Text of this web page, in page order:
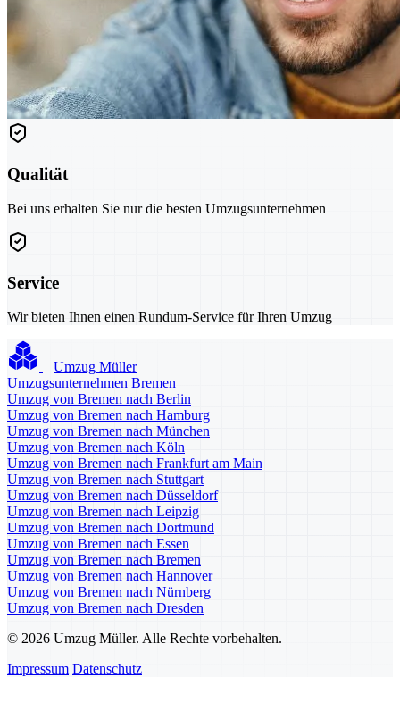
Qualität
Bei uns erhalten Sie nur die besten Umzugsunternehmen
Service
Wir bieten Ihnen einen Rundum-Service für Ihren Umzug
Umzug Müller
Umzugsunternehmen Bremen
Umzug von Bremen nach Berlin
Umzug von Bremen nach Hamburg
Umzug von Bremen nach München
Umzug von Bremen nach Köln
Umzug von Bremen nach Frankfurt am Main
Umzug von Bremen nach Stuttgart
Umzug von Bremen nach Düsseldorf
Umzug von Bremen nach Leipzig
Umzug von Bremen nach Dortmund
Umzug von Bremen nach Essen
Umzug von Bremen nach Bremen
Umzug von Bremen nach Hannover
Umzug von Bremen nach Nürnberg
Umzug von Bremen nach Dresden
© 2026 Umzug Müller. Alle Rechte vorbehalten.
Impressum Datenschutz